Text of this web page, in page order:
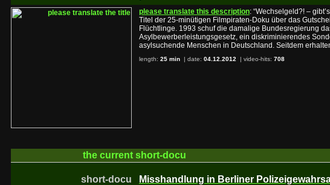
please translate this description: “Wechselgeld?! –
Titel der 25-minütigen Filmpiraten-Doku über das
Flüchtlinge. 1993 schuf die damalige Bundesregierung
Asylbewerberleistungsgesetz, ein diskriminierendes
asylsuchende Menschen in Deutschland. Seitdem
length: 25 min | date: 04.12.2012 | video-hits: 708
the current short-docu
short-docu Misshandlung in Berliner